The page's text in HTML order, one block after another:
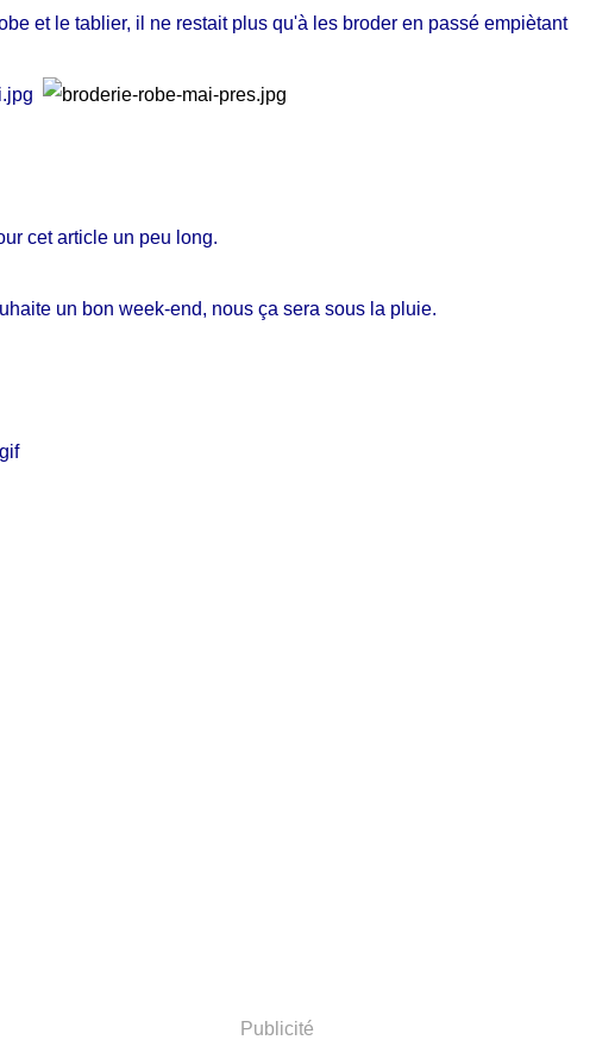
et le tablier, il ne restait plus qu'à les broder en passé empiètant
cet article un peu long.
un bon week-end, nous ça sera sous la pluie.
Publicité